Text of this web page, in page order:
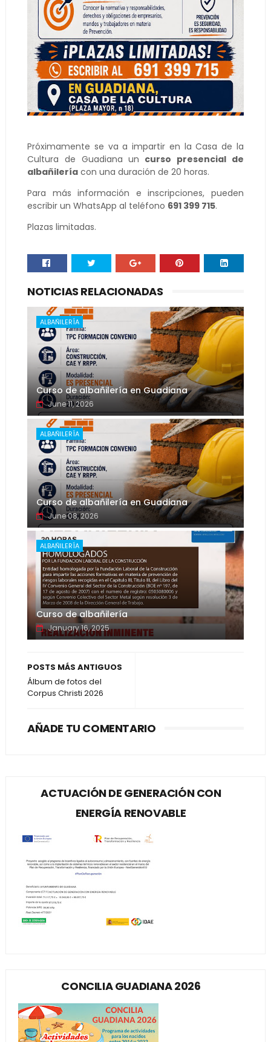
Próximamente se va a impartir en la Casa de la
Cultura de Guadiana un curso presencial de
albañileríacon una duración de 20 horas.
Para más información e inscripciones, pueden
escribir un WhatsApp al teléfono 691 399 715.
Plazas limitadas.
NOTICIAS RELACIONADAS
ALBAÑILERÍA
Curso de albañilería en Guadiana
June 11, 2026
ALBAÑILERÍA
Curso de albañilería en Guadiana
June 08, 2026
ALBAÑILERÍA
Curso de albañilería
January 16, 2025
POSTS MÁS ANTIGUOS
Álbum de fotos del
Corpus Christi 2026
AÑADE TU COMENTARIO
ACTUACIÓN DE GENERACIÓN CON
ENERGÍA RENOVABLE
CONCILIA GUADIANA 2026